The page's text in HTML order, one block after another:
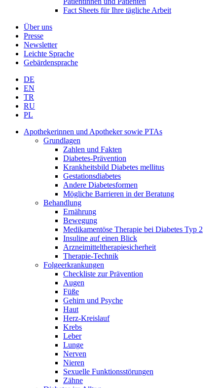
Fact Sheets für Ihre tägliche Arbeit
Über uns
Presse
Newsletter
Leichte Sprache
Gebärdensprache
DE
EN
TR
RU
PL
Apothekerinnen und Apotheker sowie PTAs
Grundlagen
Zahlen und Fakten
Diabetes-Prävention
Krankheitsbild Diabetes mellitus
Gestationsdiabetes
Andere Diabetesformen
Mögliche Barrieren in der Beratung
Behandlung
Ernährung
Bewegung
Medikamentöse Therapie bei Diabetes Typ 2
Insuline auf einen Blick
Arzneimitteltherapie­sicherheit
Therapie-Technik
Fol­ge­er­kran­kun­gen
Checkliste zur Prävention
Augen
Füße
Gehirn und Psyche
Haut
Herz-Kreislauf
Krebs
Leber
Lunge
Nerven
Nieren
Sexuelle Funktionsstörungen
Zähne